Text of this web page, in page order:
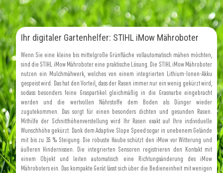
Ihr digitaler Gartenhelfer: STIHL iMow Mähroboter
Wenn Sie eine kleine bis mittelgroße Grünfläche vollautomatisch mähen möchten,
sind die STIHL iMow Mähroboter eine praktische Lösung. Die STIHL iMow Mähroboter
nutzen ein Mulchmähwerk, welches von einem integrierten Lithium-Ionen-Akku
gespeist wird. Das hat den Vorteil, dass der Rasen immer nur ein wenig gekürzt wird,
sodass besonders feine Graspartikel gleichmäßig in die Grasnarbe eingebracht
werden und die wertvollen Nährstoffe dem Boden als Dünger wieder
zugutekommen. Das sorgt für einen besonders dichten und gesunden Rasen.
Mithilfe der Schnitthöhenverstellung wird Ihr Rasen exakt auf Ihre individuelle
Wunschhöhe gekürzt. Dank dem Adaptive Slope Speed sogar in unebenem Gelände
mit bis zu 35 % Steigung. Die robuste Haube schützt den iMow vor Witterung und
äußeren Hindernissen. Die integrierten Sensoren registrieren den Kontakt mit
einem Objekt und leiten automatisch eine Richtungsänderung des iMow
Mähroboters ein. Das kompakte Gerät lässt sich über die Bedieneinheit mit wenigen